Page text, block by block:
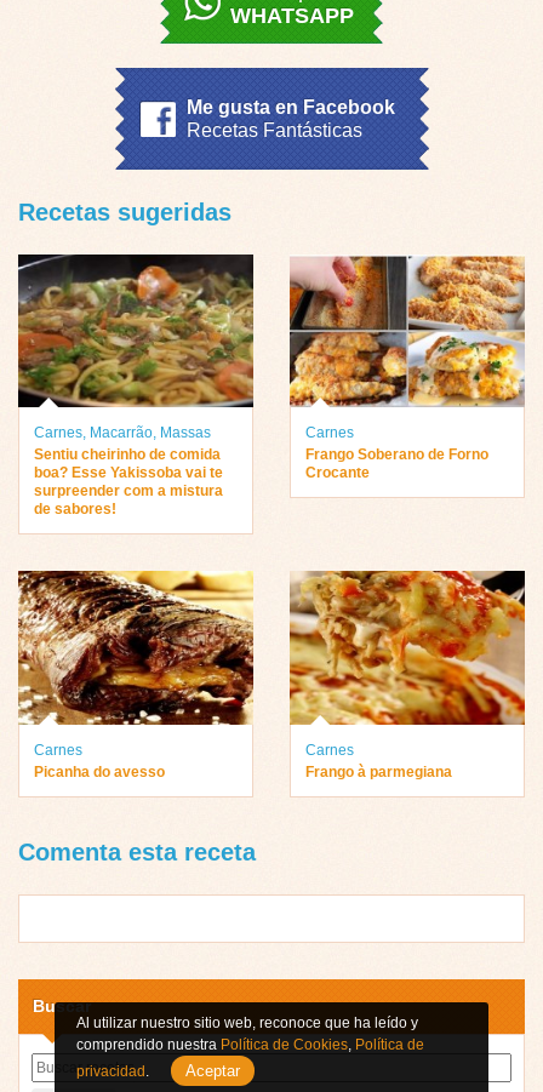
WHATSAPP
Me gusta en Facebook
Recetas Fantásticas
Recetas sugeridas
Carnes, Macarrão, Massas
Sentiu cheirinho de comida
boa? Esse Yakissoba vai te
surpreender com a mistura
de sabores!
Carnes
Frango Soberano de Forno
Crocante
Carnes
Picanha do avesso
Carnes
Frango à parmegiana
Comenta esta receta
Buscar
Al utilizar nuestro sitio web, reconoce que ha leído y
comprendido nuestra Política de Cookies Política de
privacidad
Aceptar